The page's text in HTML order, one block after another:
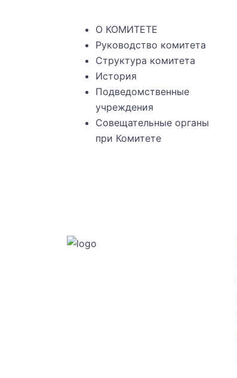
О КОМИТЕТЕ
Руководство комитета
Структура комитета
История
Подведомственные
учреждения
Совещательные органы
при Комитете